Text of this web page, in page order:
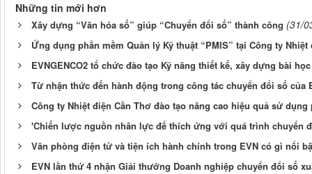
Những tin mới hơn
Xây dựng “Văn hóa số” giúp “Chuyển đổi số” thành công (31/
Ứng dụng phần mềm Quản lý Kỹ thuật “PMIS” tại Công ty Nhiệt
EVNGENCO2 tổ chức đào tạo Kỹ năng thiết kế, xây dựng bài
Từ nhận thức đến hành động trong công tác chuyển đổi số của
Công ty Nhiệt điện Cần Thơ đào tạo nâng cao hiệu quả sử dụng
'Chiến lược nguồn nhân lực để thích ứng với quá trình chuyển
Văn phòng điện tử và tiện ích hành chính trong EVN có gì nổi
EVN lần thứ 4 nhận Giải thưởng Doanh nghiệp chuyển đổi số